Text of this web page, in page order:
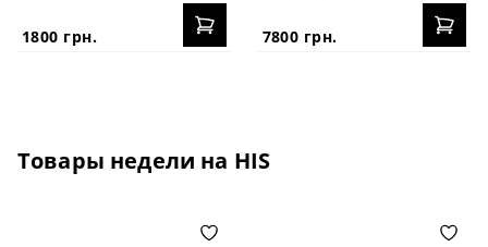
1800 грн. 7800 грн.
Товары недели на HIS